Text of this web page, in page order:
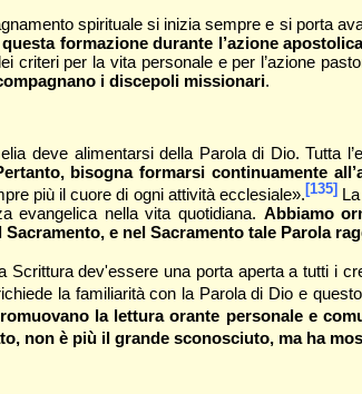
spirituale si inizia sempre e si porta
formazione durante l’azione
criteri per la vita personale e per l’azione
i discepoli missionari.
deve alimentarsi della Parola di Dio. Tutta
bisogna formarsi continuamente
più il cuore di ogni attività ecclesiale». [135]La
evangelica nella vita quotidiana. Abbiamo
e nel Sacramento tale Parola
Scrittura dev'essere una porta aperta a tutti i
la familiarità con la Parola di Dio e
la lettura orante personale e
non è più il grande sconosciuto, ma ha